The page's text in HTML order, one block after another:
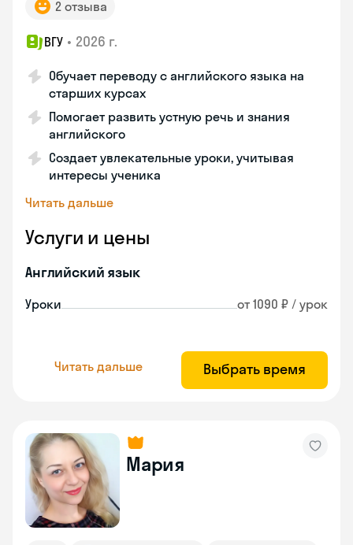
2 отзыва
ВГУ • 2026 г.
Обучает переводу с английского языка на
старших курсах
Помогает развить устную речь и знания
английского
Создает увлекательные уроки, учитывая
интересы ученика
Читать дальше
Услуги и цены
Английский язык
Уроки от 1090 ₽ / урок
Читать дальше Выбрать время
Мария